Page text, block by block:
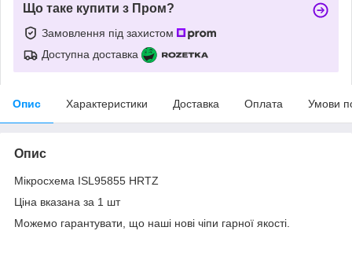
Що таке купити з Пром?
Замовлення під захистом
Доступна доставка
Опис Характеристики Доставка Оплата Умови
Опис
Мікросхема ISL95855 HRTZ
Ціна вказана за 1 шт
Можемо гарантувати, що наші нові чіпи гарної якості.